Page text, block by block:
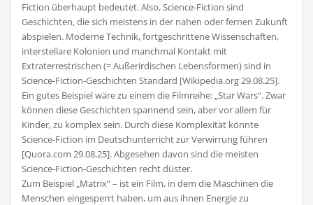
Fiction überhaupt bedeutet. Also, Science-Fiction sind
Geschichten, die sich meistens in der nahen oder fernen Zukunft
abspielen. Moderne Technik, fortgeschrittene Wissenschaften,
interstellare Kolonien und manchmal Kontakt mit
Extraterrestrischen (= Außerirdischen Lebensformen) sind in
Science-Fiction-Geschichten Standard [Wikipedia.org 29.08.25].
Ein gutes Beispiel wäre zu einem die Filmreihe: „Star Wars“. Zwar
können diese Geschichten spannend sein, aber vor allem für
Kinder, zu komplex sein. Durch diese Komplexität könnte
Science-Fiction im Deutschunterricht zur Verwirrung führen
[Quora.com 29.08.25]. Abgesehen davon sind die meisten
Science-Fiction-Geschichten recht düster.
Zum Beispiel „Matrix“ – ist ein Film, in dem die Maschinen die
Menschen eingesperrt haben, um aus ihnen Energie zu